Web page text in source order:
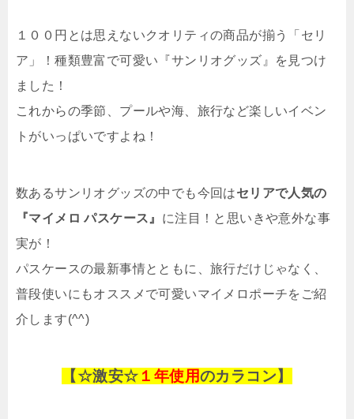
１００円とは思えないクオリティの商品が揃う「セリ
ア」！種類豊富で可愛い『サンリオグッズ』を見つけ
ました！
これからの季節、プールや海、旅行など楽しいイベン
トがいっぱいですよね！
数あるサンリオグッズの中でも今回はセリアで人気の
『マイメロ パスケース』 に注目！と思いきや意外な事
実が！
パスケースの最新事情とともに、旅行だけじゃなく、
普段使いにもオススメで可愛いマイメロポーチをご紹
介します(^^)
【☆激安☆ １年使用のカラコン】